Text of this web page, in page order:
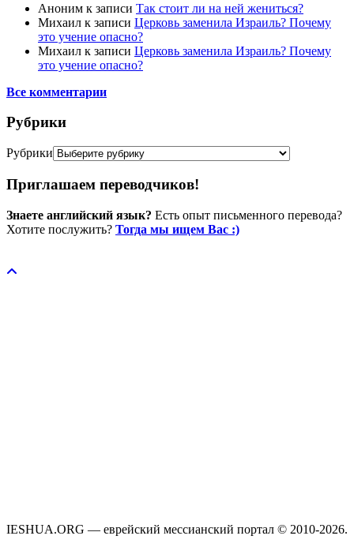
Аноним к записи Так стоит ли на ней жениться?
Михаил к записи Церковь заменила Израиль? Почему
это учение опасно?
Михаил к записи Церковь заменила Израиль? Почему
это учение опасно?
Все комментарии
Рубрики
Рубрики
Приглашаем переводчиков!
Знаете английский язык? Есть опыт письменного перевода?
Хотите послужить? Тогда мы ищем Вас :)
IESHUA.ORG — еврейский мессианский портал © 2010-2026.